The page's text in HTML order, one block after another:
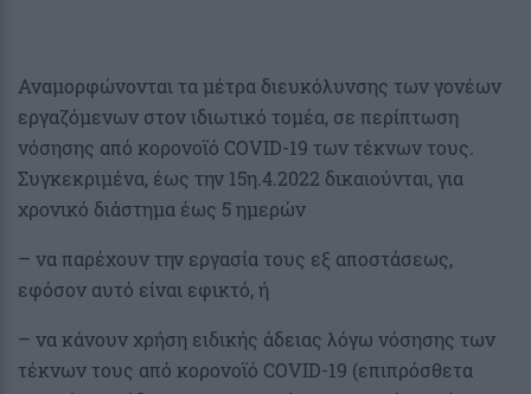
Αναμορφώνονται τα μέτρα διευκόλυνσης των γονέων
εργαζόμενων στον ιδιωτικό τομέα, σε περίπτωση
νόσησης από κορονοϊό COVID-19 των τέκνων τους.
Συγκεκριμένα, έως την 15η.4.2022 δικαιούνται, για
χρονικό διάστημα έως 5 ημερών
– να παρέχουν την εργασία τους εξ αποστάσεως,
εφόσον αυτό είναι εφικτό, ή
– να κάνουν χρήση ειδικής άδειας λόγω νόσησης των
τέκνων τους από κορονοϊό COVID-19 (επιπρόσθετα